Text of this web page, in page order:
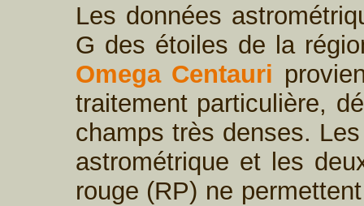
Les données
G des étoiles de la
Omega Centauri
traitement particulière,
champs très denses.
astrométrique et les
rouge (RP) ne